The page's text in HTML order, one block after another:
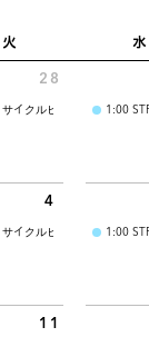
火 水
28
サイクルヒロ 1:00
4
サイクルヒロ 1:00
11